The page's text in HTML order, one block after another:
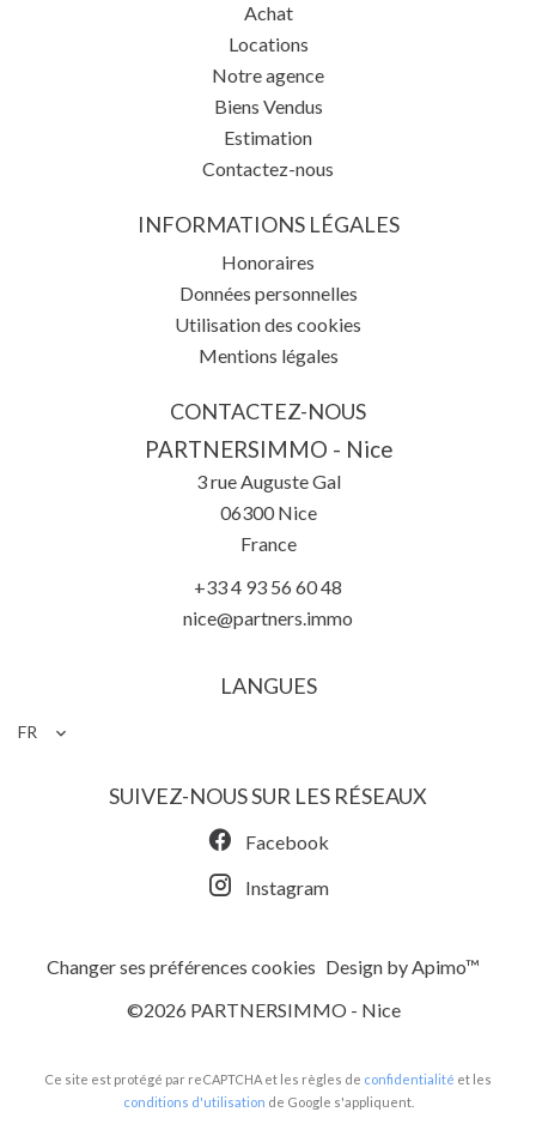
Achat
Locations
Notre agence
Biens Vendus
Estimation
Contactez-nous
INFORMATIONS LÉGALES
Honoraires
Données personnelles
Utilisation des cookies
Mentions légales
CONTACTEZ-NOUS
PARTNERSIMMO - Nice
3 rue Auguste Gal
06300Nice
France
+33 4 93 56 60 48
nice@partners.immo
LANGUES
FR
SUIVEZ-NOUS SUR LES RÉSEAUX
Facebook
Instagram
Changer ses préférences cookies Design byApimo™
©2026 PARTNERSIMMO - Nice
Ce site est protégé par reCAPTCHA et les règles de confidentialité et les
conditions d'utilisation de Google s'appliquent.